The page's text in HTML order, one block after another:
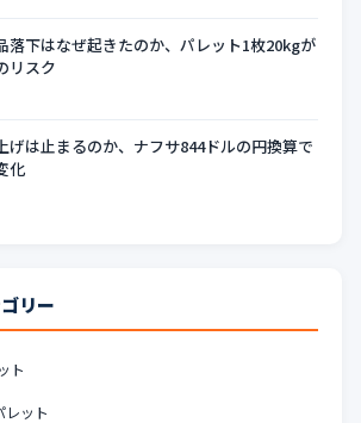
落下はなぜ起きたのか、パレット1枚20kgが
リスク
げは止まるのか、ナフサ844ドルの円換算で
化
リー
ト
ット